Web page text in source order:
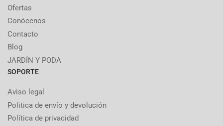
Ofertas
Conócenos
Contacto
Blog
JARDÍN Y PODA
SOPORTE
Aviso legal
Politica de envío y devolución
Política de privacidad